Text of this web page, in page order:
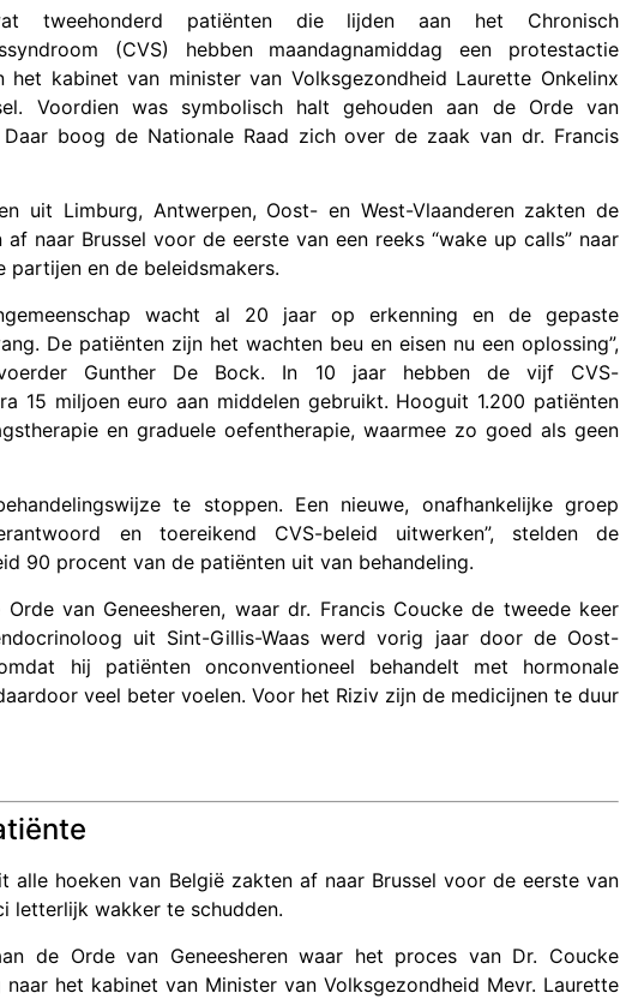
tweehonderd patiënten die lijden aan het Chronisch
(CVS) hebben maandagnamiddag een protestactie
het kabinet van minister van Volksgezondheid Laurette Onkelinx
Voordien was symbolisch halt gehouden aan de Orde van
Daar boog de Nationale Raad zich over de zaak van dr. Francis
uit Limburg, Antwerpen, Oost- en West-Vlaanderen zakten de
af naar Brussel voor de eerste van een reeks “wake up calls” naar
partijen en de beleidsmakers.
wacht al 20 jaar op erkenning en de gepaste
De patiënten zijn het wachten beu en eisen nu een oplossing”,
Gunther De Bock. In 10 jaar hebben de vijf CVS-
15 miljoen euro aan middelen gebruikt. Hooguit 1.200 patiënten
en graduele oefentherapie, waarmee zo goed als geen
te stoppen. Een nieuwe, onafhankelijke groep
en toereikend CVS-beleid uitwerken”, stelden de
90 procent van de patiënten uit van behandeling.
van Geneesheren, waar dr. Francis Coucke de tweede keer
uit Sint-Gillis-Waas werd vorig jaar door de Oost-
hij patiënten onconventioneel behandelt met hormonale
veel beter voelen. Voor het Riziv zijn de medicijnen te duur
alle hoeken van België zakten af naar Brussel voor de eerste van
letterlijk wakker te schudden.
de Orde van Geneesheren waar het proces van Dr. Coucke
het kabinet van Minister van Volksgezondheid Mevr. Laurette